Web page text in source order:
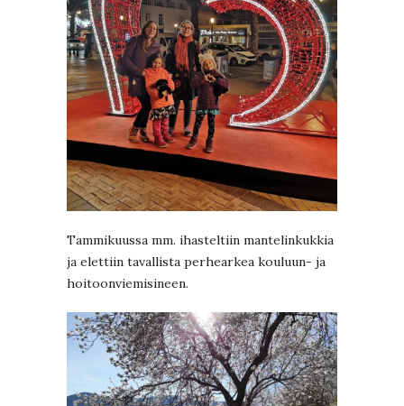
Tammikuussa mm. ihasteltiin mantelinkukkia
ja elettiin tavallista perhearkea kouluun- ja
hoitoonviemisineen.